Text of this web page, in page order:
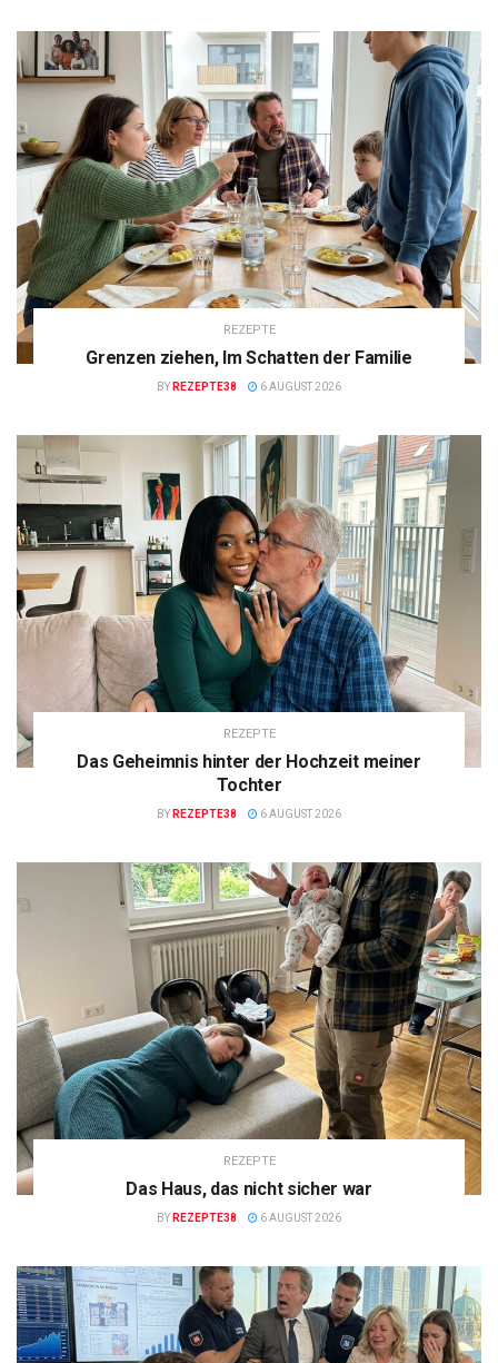
REZEPTE
Grenzen ziehen, Im Schatten der Familie
BY REZEPTE38 6 AUGUST 2026
REZEPTE
Das Geheimnis hinter der Hochzeit meiner
Tochter
BY REZEPTE38 6 AUGUST 2026
REZEPTE
Das Haus, das nicht sicher war
BY REZEPTE38 6 AUGUST 2026